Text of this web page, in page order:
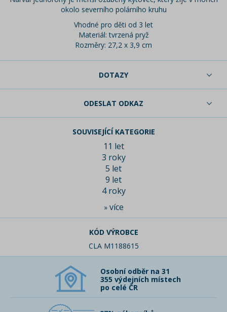
okolo severního polárního kruhu
Vhodné pro děti od 3 let
Materiál: tvrzená pryž
Rozměry: 27,2 x 3,9 cm
DOTAZY
ODESLAT ODKAZ
SOUVISEJÍCÍ KATEGORIE
11 let
3 roky
5 let
9 let
4 roky
» více
KÓD VÝROBCE
CLA M1188615
Osobní odběr na 31
355 výdejních místech
po celé ČR